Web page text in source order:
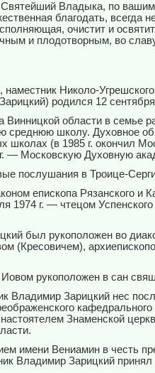
Владыка, по
благодать, всегда
очистит и
и плодотворным, во
Николо-
родился 12 сентября
области в семье
среднюю школу. Духовное
школах (в 1985 г. окончил
— Московскую Духовную
послушания в Троице-
епископа Рязанского и
1974 г. — чтецом Успенского
был рукоположен во
(Кресовичем),
Иовом рукоположен в сан
Владимир Зарицкий нес
кафедрального
Знаменской
имени Вениамин в честь
Владимир Зарицкий принял